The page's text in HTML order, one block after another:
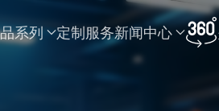
系列 定制服务新闻中心